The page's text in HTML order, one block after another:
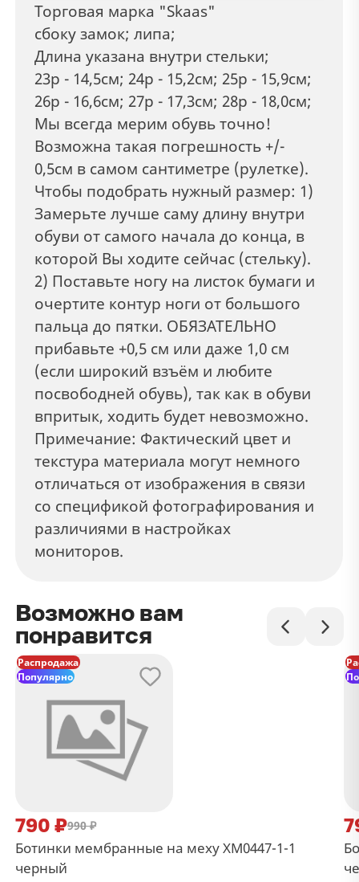
Торговая марка "Skaas"
сбоку замок; липа;
Длина указана внутри стельки;
23р - 14,5см; 24р - 15,2см; 25р - 15,9см;
26р - 16,6см; 27р - 17,3см; 28р - 18,0см;
Мы всегда мерим обувь точно!
Возможна такая погрешность +/-
0,5см в самом сантиметре (рулетке).
Чтобы подобрать нужный размер: 1)
Замерьте лучше саму длину внутри
обуви от самого начала до конца, в
которой Вы ходите сейчас (стельку).
2) Поставьте ногу на листок бумаги и
очертите контур ноги от большого
пальца до пятки. ОБЯЗАТЕЛЬНО
прибавьте +0,5 см или даже 1,0 см
(если широкий взъём и любите
посвободней обувь), так как в обуви
впритык, ходить будет невозможно.
Примечание: Фактический цвет и
текстура материала могут немного
отличаться от изображения в связи
со спецификой фотографирования и
различиями в настройках
мониторов.
Возможно вам
понравится
Распродажа
Популярно
790 ₽990 ₽
Ботинки мембранные на меху ХМ0447-1-1
черный